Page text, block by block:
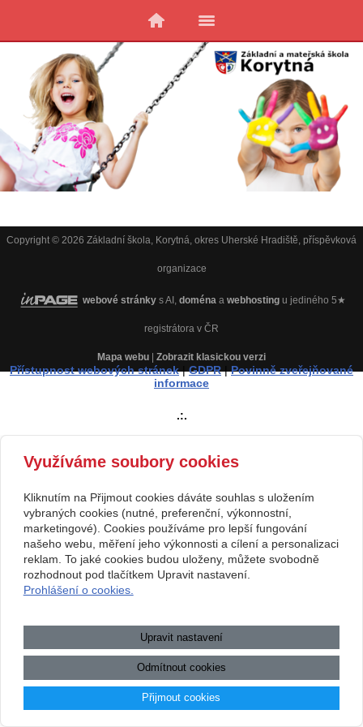
Copyright © 2026 Základní škola, Korytná, okres Uherské Hradiště, příspěvková
organizace
webové stránky s AI, doména a webhosting u jediného 5★
registrátora v ČR
Mapa webu Zobrazit klasickou verzi
Přístupnost webových stránek|GDPR|Povinně zveřejňované
informace
.:.
Využíváme soubory cookies
Kliknutím na Přijmout cookies dáváte souhlas s uložením
vybraných cookies (nutné, preferenční, výkonnostní,
marketingové). Cookies používáme pro lepší fungování
našeho webu, měření jeho výkonnosti a cílení a personalizaci
reklam. To jaké cookies budou uloženy, můžete svobodně
rozhodnout pod tlačítkem Upravit nastavení.
Prohlášení o cookies.
Upravit nastavení
Odmítnout cookies
Přijmout cookies